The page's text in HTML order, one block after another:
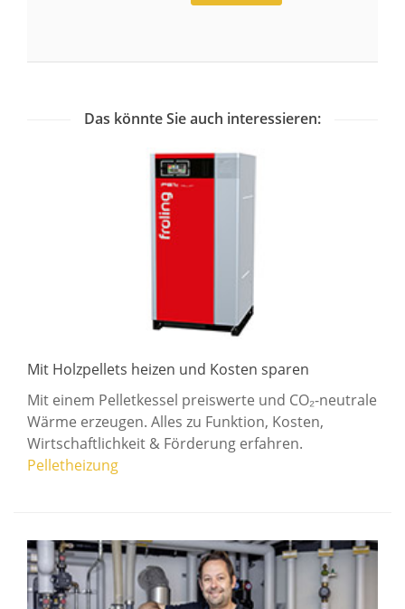
Das könnte Sie auch interessieren:
Mit Holzpellets heizen und Kosten sparen
Mit einem Pelletkessel preiswerte und CO₂-neutrale
Wärme erzeugen. Alles zu Funktion, Kosten,
Wirtschaftlichkeit & Förderung erfahren.
Pelletheizung